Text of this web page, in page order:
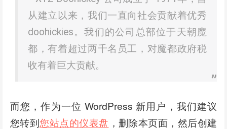
从建立以来，我们一直向社会贡献着优秀
doohickies。我们的公司总部位于天朝魔
都，有着超过两千名员工，对魔都政府税
收有着巨大贡献。
而您，作为一位 WordPress 新用户，我们建议
您转到您站点的仪表盘 ，删除本页面，然后创建